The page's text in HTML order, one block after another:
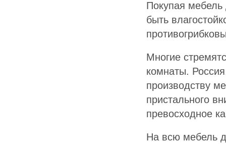
Покупая
быть
Многие
комнаты.
производству
пристального
превосходное
На всю мебель